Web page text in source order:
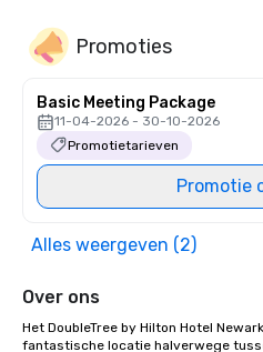
Promoties
Basic Meeting Package
11-04-2026 - 30-10-2026
Promotietarieven
Promotie
Alles weergeven (2)
Over ons
Het DoubleTree by Hilton Hotel
fantastische locatie halverwege